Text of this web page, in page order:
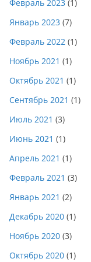
Февраль 2023 (1)
Январь 2023 (7)
Февраль 2022 (1)
Ноябрь 2021 (1)
Октябрь 2021 (1)
Сентябрь 2021 (1)
Июль 2021 (3)
Июнь 2021 (1)
Апрель 2021 (1)
Февраль 2021 (3)
Январь 2021 (2)
Декабрь 2020 (1)
Ноябрь 2020 (3)
Октябрь 2020 (1)